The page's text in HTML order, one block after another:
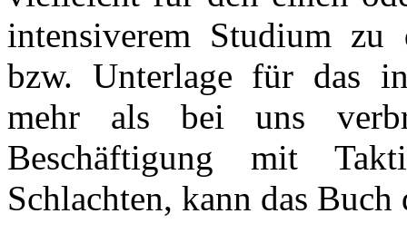
intensiverem Studium zu
bzw. Unterlage für das
mehr als bei uns
Beschäftigung mit
Schlachten, kann das Buch